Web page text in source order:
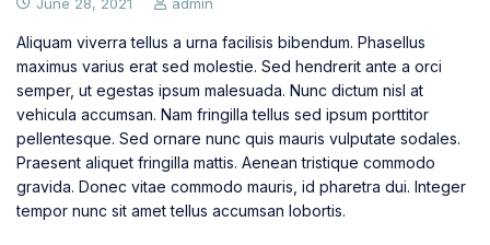
Aliquam viverra tellus a urna facilisis bibendum. Phasellus
maximus varius erat sed molestie. Sed hendrerit ante a orci
semper, ut egestas ipsum malesuada. Nunc dictum nisl at
vehicula accumsan. Nam fringilla tellus sed ipsum porttitor
pellentesque. Sed ornare nunc quis mauris vulputate sodales.
Praesent aliquet fringilla mattis. Aenean tristique commodo
gravida. Donec vitae commodo mauris, id pharetra dui. Integer
tempor nunc sit amet tellus accumsan lobortis.